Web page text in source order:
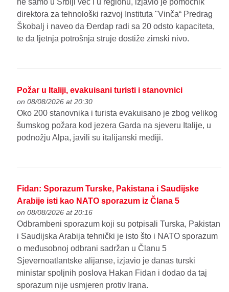
direktora za tehnološki razvoj Instituta "Vinča“ Predrag
Škobalj i naveo da Đerdap radi sa 20 odsto kapaciteta,
te da ljetnja potrošnja struje dostiže zimski nivo.
Požar u Italiji, evakuisani turisti i stanovnici
on 08/08/2026 at 20:30
Oko 200 stanovnika i turista evakuisano je zbog velikog
šumskog požara kod jezera Garda na sjeveru Italije, u
podnožju Alpa, javili su italijanski mediji.
Fidan: Sporazum Turske, Pakistana i Saudijske
Arabije isti kao NATO sporazum iz Člana 5
on 08/08/2026 at 20:16
Odbrambeni sporazum koji su potpisali Turska, Pakistan
i Saudijska Arabija tehnički je isto što i NATO sporazum
o međusobnoj odbrani sadržan u Članu 5
Sjevernoatlantske alijanse, izjavio je danas turski
ministar spoljnih poslova Hakan Fidan i dodao da taj
sporazum nije usmjeren protiv Irana.